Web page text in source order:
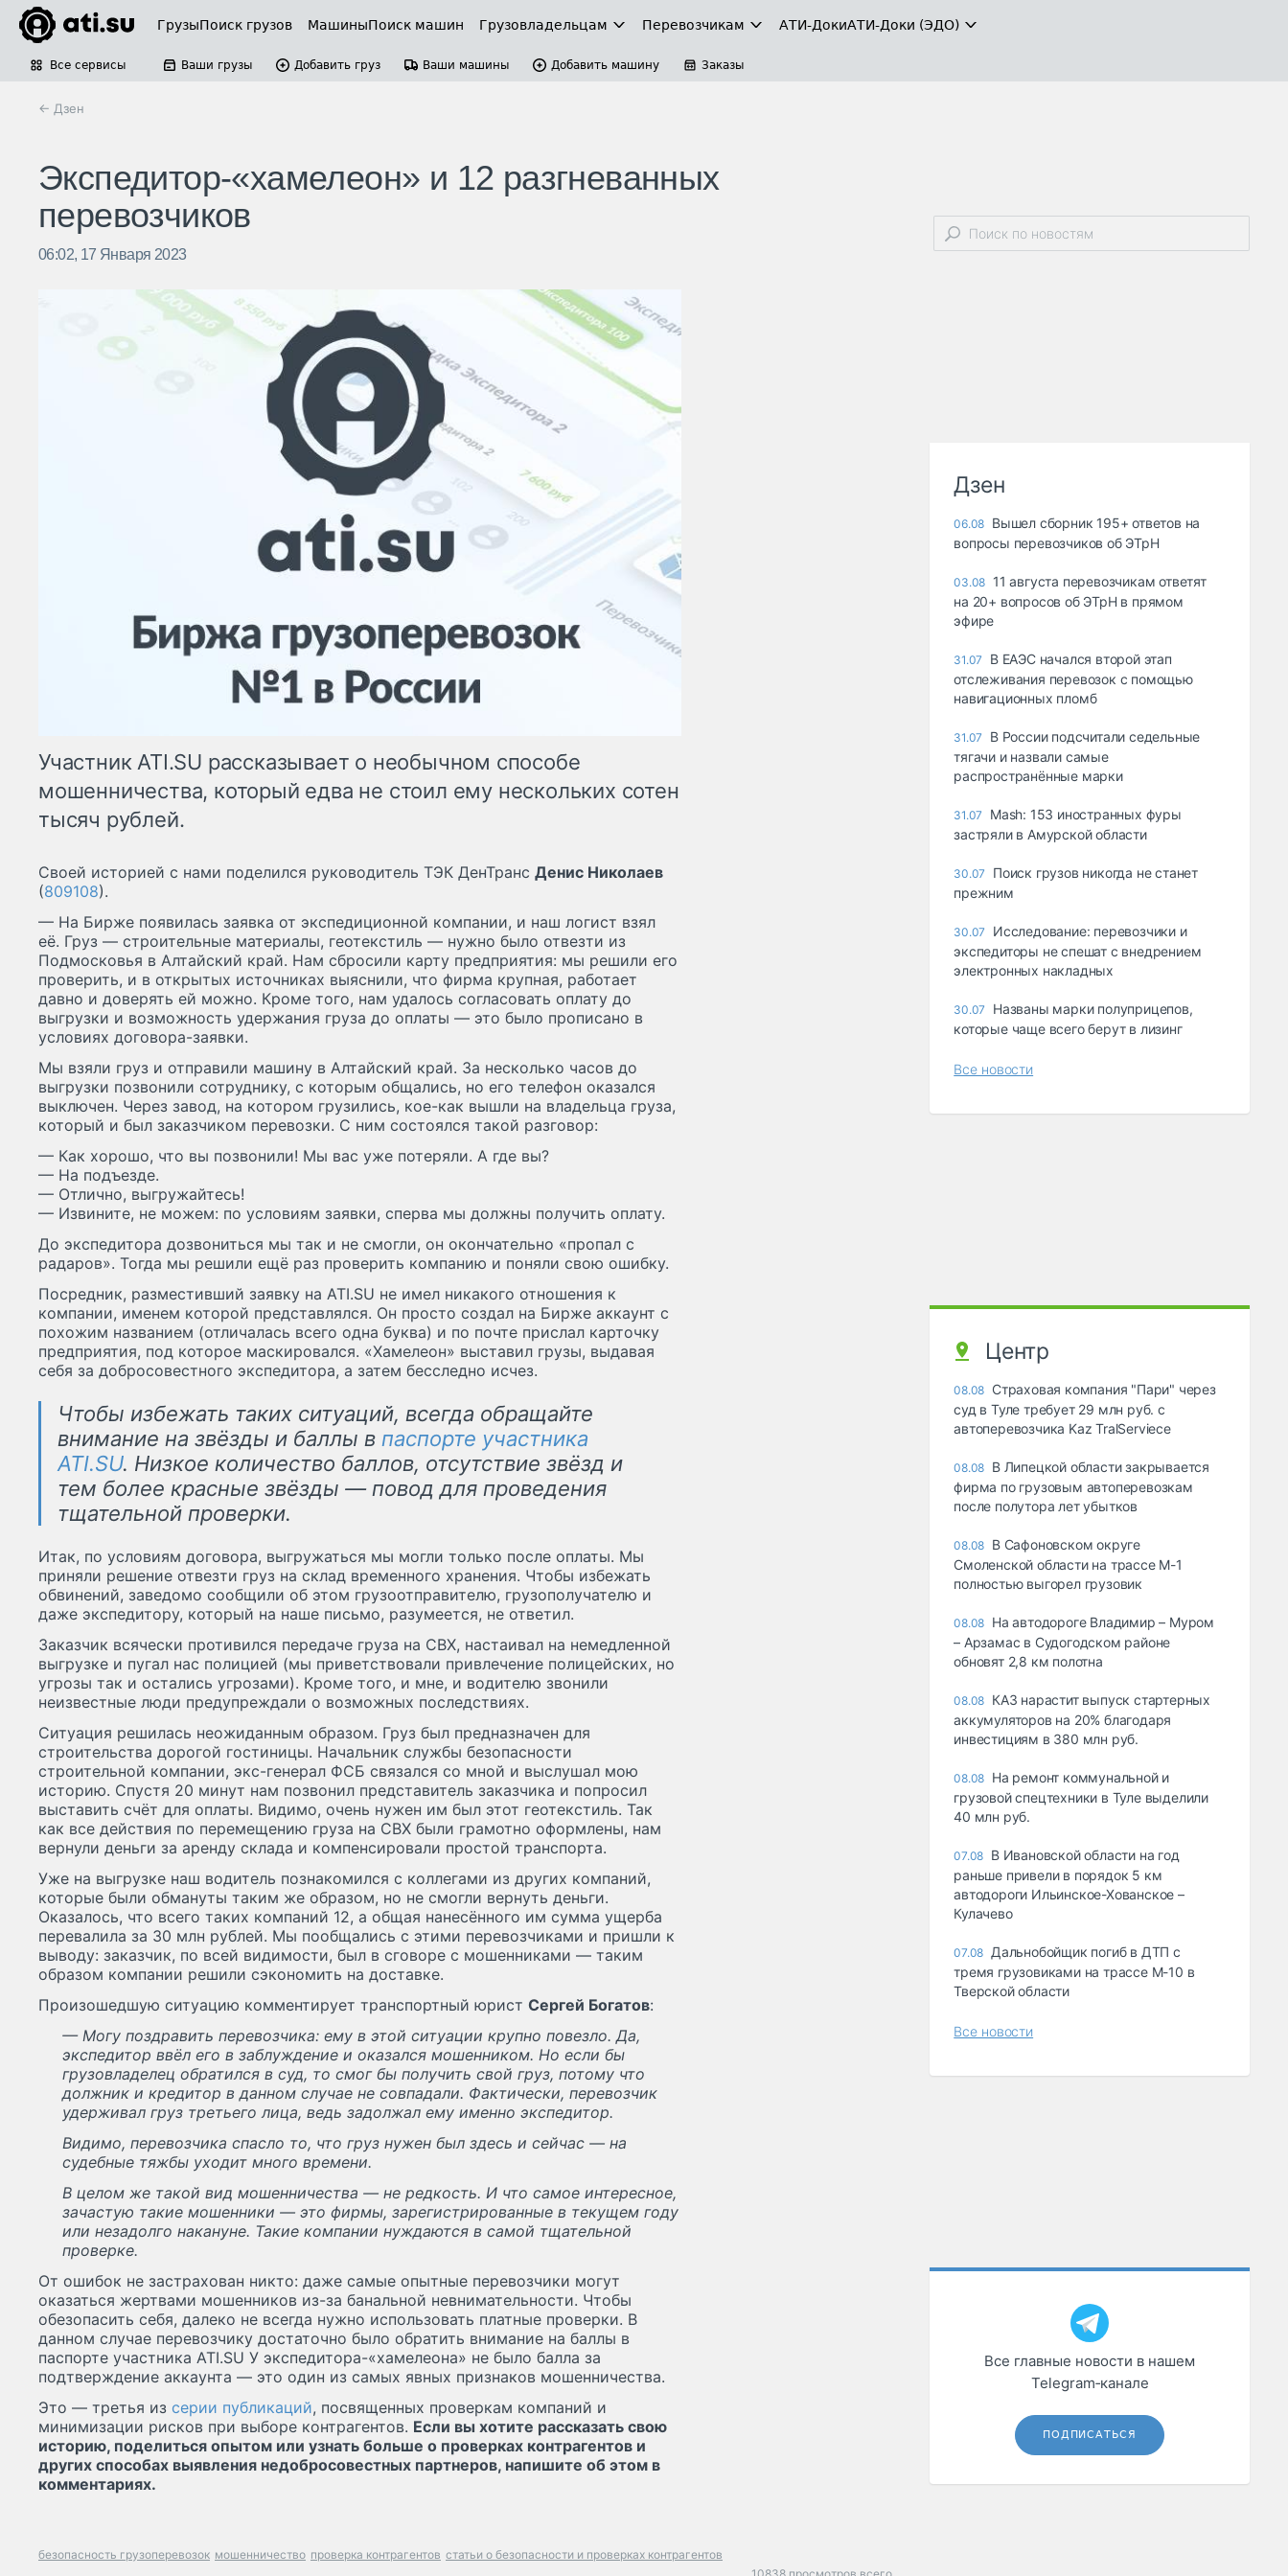
ГрузыПоиск грузов МашиныПоиск машин Грузовладельцам Перевозчикам АТИ-ДокиАТИ-Доки (ЭДО)
Все сервисы Ваши грузы Добавить груз Ваши машины Добавить машину Заказы
← Дзен
Экспедитор-«хамелеон» и 12 разгневанных
перевозчиков
06:02, 17 Января 2023
Участник ATI.SU рассказывает о необычном способе
мошенничества, который едва не стоил ему нескольких сотен
тысяч рублей.
Своей историей с нами поделился руководитель ТЭК ДенТранс Денис Николаев
(809108).
— На Бирже появилась заявка от экспедиционной компании, и наш логист взял
её. Груз — строительные материалы, геотекстиль — нужно было отвезти из
Подмосковья в Алтайский край. Нам сбросили карту предприятия: мы решили его
проверить, и в открытых источниках выяснили, что фирма крупная, работает
давно и доверять ей можно. Кроме того, нам удалось согласовать оплату до
выгрузки и возможность удержания груза до оплаты — это было прописано в
условиях договора-заявки.
Мы взяли груз и отправили машину в Алтайский край. За несколько часов до
выгрузки позвонили сотруднику, с которым общались, но его телефон оказался
выключен. Через завод, на котором грузились, кое-как вышли на владельца груза,
который и был заказчиком перевозки. С ним состоялся такой разговор:
— Как хорошо, что вы позвонили! Мы вас уже потеряли. А где вы?
— На подъезде.
— Отлично, выгружайтесь!
— Извините, не можем: по условиям заявки, сперва мы должны получить оплату.
До экспедитора дозвониться мы так и не смогли, он окончательно «пропал с
радаров». Тогда мы решили ещё раз проверить компанию и поняли свою ошибку.
Посредник, разместивший заявку на ATI.SU не имел никакого отношения к
компании, именем которой представлялся. Он просто создал на Бирже аккаунт с
похожим названием (отличалась всего одна буква) и по почте прислал карточку
предприятия, под которое маскировался. «Хамелеон» выставил грузы, выдавая
себя за добросовестного экспедитора, а затем бесследно исчез.
Чтобы избежать таких ситуаций, всегда обращайте
внимание на звёзды и баллы в паспорте участника
ATI.SU. Низкое количество баллов, отсутствие звёзд и
тем более красные звёзды — повод для проведения
тщательной проверки.
Итак, по условиям договора, выгружаться мы могли только после оплаты. Мы
приняли решение отвезти груз на склад временного хранения. Чтобы избежать
обвинений, заведомо сообщили об этом грузоотправителю, грузополучателю и
даже экспедитору, который на наше письмо, разумеется, не ответил.
Заказчик всячески противился передаче груза на СВХ, настаивал на немедленной
выгрузке и пугал нас полицией (мы приветствовали привлечение полицейских, но
угрозы так и остались угрозами). Кроме того, и мне, и водителю звонили
неизвестные люди предупреждали о возможных последствиях.
Ситуация решилась неожиданным образом. Груз был предназначен для
строительства дорогой гостиницы. Начальник службы безопасности
строительной компании, экс-генерал ФСБ связался со мной и выслушал мою
историю. Спустя 20 минут нам позвонил представитель заказчика и попросил
выставить счёт для оплаты. Видимо, очень нужен им был этот геотекстиль. Так
как все действия по перемещению груза на СВХ были грамотно оформлены, нам
вернули деньги за аренду склада и компенсировали простой транспорта.
Уже на выгрузке наш водитель познакомился с коллегами из других компаний,
которые были обмануты таким же образом, но не смогли вернуть деньги.
Оказалось, что всего таких компаний 12, а общая нанесённого им сумма ущерба
перевалила за 30 млн рублей. Мы пообщались с этими перевозчиками и пришли к
выводу: заказчик, по всей видимости, был в сговоре с мошенниками — таким
образом компании решили сэкономить на доставке.
Произошедшую ситуацию комментирует транспортный юрист Сергей Богатов:
— Могу поздравить перевозчика: ему в этой ситуации крупно повезло. Да,
экспедитор ввёл его в заблуждение и оказался мошенником. Но если бы
грузовладелец обратился в суд, то смог бы получить свой груз, потому что
должник и кредитор в данном случае не совпадали. Фактически, перевозчик
удерживал груз третьего лица, ведь задолжал ему именно экспедитор.
Видимо, перевозчика спасло то, что груз нужен был здесь и сейчас — на
судебные тяжбы уходит много времени.
В целом же такой вид мошенничества — не редкость. И что самое интересное,
зачастую такие мошенники — это фирмы, зарегистрированные в текущем году
или незадолго накануне. Такие компании нуждаются в самой тщательной
проверке.
От ошибок не застрахован никто: даже самые опытные перевозчики могут
оказаться жертвами мошенников из-за банальной невнимательности. Чтобы
обезопасить себя, далеко не всегда нужно использовать платные проверки. В
данном случае перевозчику достаточно было обратить внимание на баллы в
паспорте участника ATI.SU У экспедитора-«хамелеона» не было балла за
подтверждение аккаунта — это один из самых явных признаков мошенничества.
Это — третья из серии публикаций, посвященных проверкам компаний и
минимизации рисков при выборе контрагентов. Если вы хотите рассказать свою
историю, поделиться опытом или узнать больше о проверках контрагентов и
других способах выявления недобросовестных партнеров, напишите об этом в
комментариях.
безопасность грузоперевозок мошенничество проверка контрагентов статьи о безопасности и проверках контрагентов
Дзен
06.08 Вышел сборник 195+ ответов на
вопросы перевозчиков об ЭТрН
03.08 11 августа перевозчикам ответят
на 20+ вопросов об ЭТрН в прямом
эфире
31.07
В ЕАЭС начался второй этап
отслеживания перевозок с помощью
навигационных пломб
31.07
В России подсчитали седельные
тягачи и назвали самые
распространённые марки
31.07
Mash: 153 иностранных фуры
застряли в Амурской области
30.07
Поиск грузов никогда не станет
прежним
30.07
Исследование: перевозчики и
экспедиторы не спешат с внедрением
электронных накладных
30.07
Названы марки полуприцепов,
которые чаще всего берут в лизинг
Все новости
Центр
08.08 Страховая компания "Пари" через
суд в Туле требует 29 млн руб. с
автоперевозчика Kaz TralServiece
08.08 В Липецкой области закрывается
фирма по грузовым автоперевозкам
после полутора лет убытков
08.08 В Сафоновском округе
Смоленской области на трассе М-1
полностью выгорел грузовик
08.08 На автодороге Владимир – Муром
– Арзамас в Судогодском районе
обновят 2,8 км полотна
08.08 КАЗ нарастит выпуск стартерных
аккумуляторов на 20% благодаря
инвестициям в 380 млн руб.
08.08 На ремонт коммунальной и
грузовой спецтехники в Туле выделили
40 млн руб.
07.08 В Ивановской области на год
раньше привели в порядок 5 км
автодороги Ильинское-Хованское –
Кулачево
07.08 Дальнобойщик погиб в ДТП с
тремя грузовиками на трассе М-10 в
Тверской области
Все новости
Все главные новости в нашем
Telegram‑канале
ПОДПИСАТЬСЯ